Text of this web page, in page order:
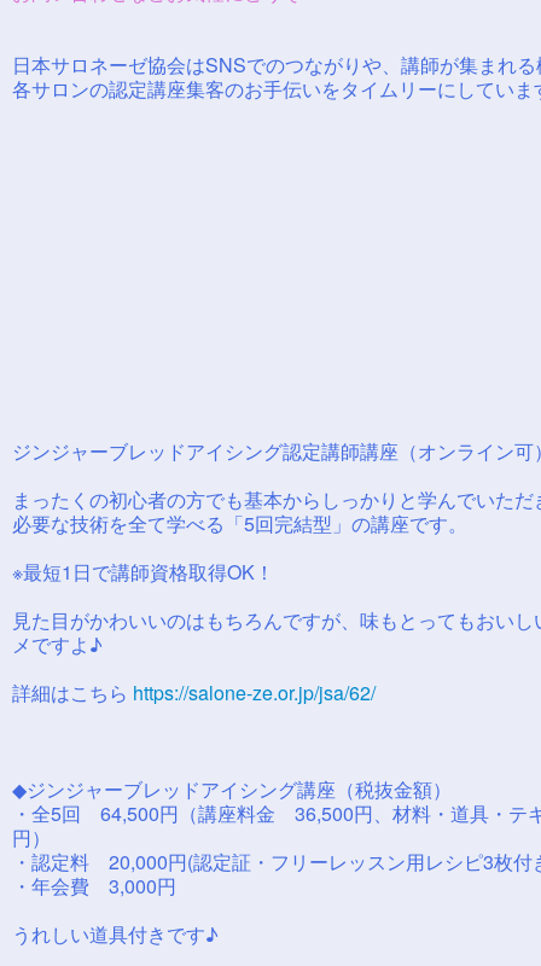
日本サロネーゼ協会はSNSでのつながりや、講師が集まれ
各サロンの認定講座集客のお手伝いをタイムリーにしてい
ジンジャーブレッドアイシング認定講師講座（オンライン可
まったくの初心者の方でも基本からしっかりと学んでいた
必要な技術を全て学べる「5回完結型」の講座です。
※最短1日で講師資格取得OK！
見た目がかわいいのはもちろんですが、味もとってもおい
メですよ♪
詳細はこちら https://salone-ze.or.jp/jsa/62/
◆ジンジャーブレッドアイシング講座（税抜金額）
・全5回 64,500円（講座料金 36,500円、材料・道具・テ
円）
・認定料 20,000円(認定証・フリーレッスン用レシピ3枚付
・年会費 3,000円
うれしい道具付きです♪